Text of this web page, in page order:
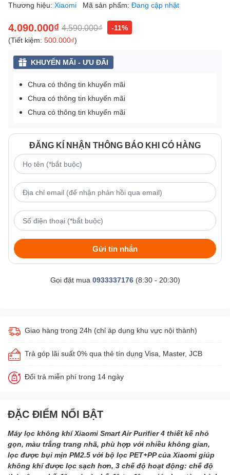
Thương hiệu: Xiaomi Mã sản phẩm: Đang cập nhật
4.090.000₫ 4.590.000₫
-11%
(Tiết kiệm: 500.000₫)
KHUYẾN MÃI - ƯU ĐÃI
Chưa có thông tin khuyến mãi
Chưa có thông tin khuyến mãi
Chưa có thông tin khuyến mãi
ĐĂNG KÍ NHẬN THÔNG BÁO KHI CÓ HÀNG
Gửi tin nhắn
Gọi đặt mua 0933337176(8:30 - 20:30)
Giao hàng trong 24h (chỉ áp dụng khu vực nội thành)
Trả góp lãi suất 0% qua thẻ tín dụng Visa, Master, JCB
Đổi trả miễn phí trong 14 ngày
ĐẶC ĐIỂM NỔI BẬT
Máy lọc không khí Xiaomi Smart Air Purifier 4 thiết kế nhỏ
gọn, màu trắng trang nhã, phù hợp với nhiều không gian,
lọc được bụi mịn PM2.5 với bộ lọc PET+PP của Xiaomi giúp
không khí được lọc sạch hơn, 3 chế độ hoạt động: chế độ